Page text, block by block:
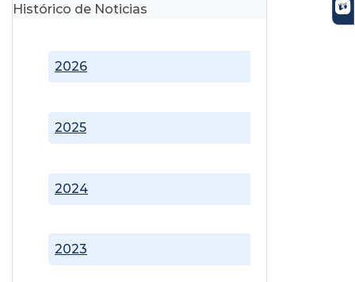
Histórico de Noticias
2023
2024
2025
2026